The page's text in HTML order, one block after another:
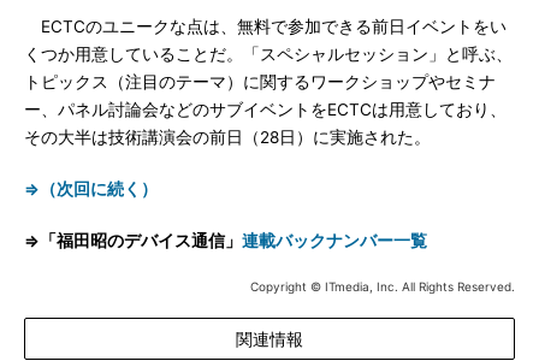
ECTCのユニークな点は、無料で参加できる前日イベントをい
くつか用意していることだ。「スペシャルセッション」と呼ぶ、
トピックス（注目のテーマ）に関するワークショップやセミナ
ー、パネル討論会などのサブイベントをECTCは用意しており、
その大半は技術講演会の前日（28日）に実施された。
⇒（次回に続く）
⇒「福田昭のデバイス通信」 連載バックナンバー一覧
Copyright © ITmedia, Inc. All Rights Reserved.
関連情報